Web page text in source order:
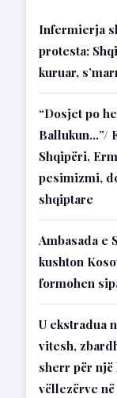
Infermierja
protesta:
kuruar,
“Dosjet po
Ballukun…”/
Shqipëri,
pesimizmi,
shqiptare
Ambasada e
kushton
formohen
U ekstradua
vitesh,
sherr për
vëllezërve në